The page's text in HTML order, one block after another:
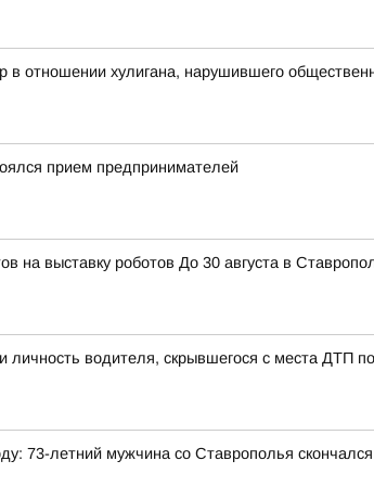
в отношении хулигана, нарушившего
прием предпринимателей
выставку роботов До 30 августа в
личность водителя, скрывшегося с места ДТП
73-летний мужчина со Ставрополья скончался